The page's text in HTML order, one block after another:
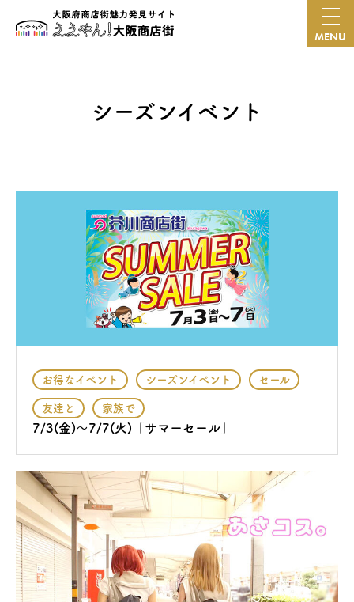
MENU
シーズンイベント
お得なイベント シーズンイベント セール
友達と 家族で
7/3(金)～7/7(火)「サマーセール」